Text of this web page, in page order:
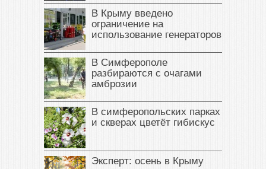
В Крыму введено
ограничение на
использование генераторов
В Симферополе
разбираются с очагами
амброзии
В симферопольских парках
и скверах цветёт гибискус
Эксперт: осень в Крыму